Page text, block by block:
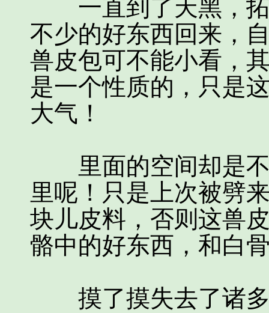
一直到了天黑，拓
不少的好东西回来，
兽皮包可不能小看，
是一个性质的，只是
大气！
里面的空间却是不
里呢！只是上次被劈
块儿皮料，否则这兽
骼中的好东西，和白
摸了摸失去了诸多